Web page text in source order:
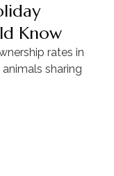
Know
rates in
sharing